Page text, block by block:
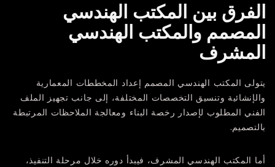
الفرق بين المكتب الهندسي
المصمم والمكتب الهندسي
المشرف
يتولى المكتب الهندسي المصمم إعداد المخططات المعمارية
والإنشائية وتنسيق التخصصات المختلفة، إلى جانب تجهيز الملف
الفني المطلوب لإصدار رخصة البناء ومعالجة الملاحظات المرتبطة
بالتصميم.
أما المكتب الهندسي المشرف، فيبدأ دوره خلال مرحلة التنفيذ،